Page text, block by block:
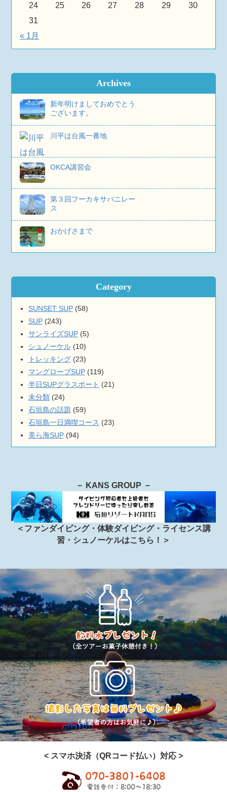
24
25 26 27 28 29
30
31
« 1月
Archives
新年明けましておめでとう
ございます。
川平は台風一番地
OKCA講習会
第３回フーカキサバニレー
ス
おかげさまで
Category
SUNSET SUP(58)
SUP(243)
サンライズSUP(5)
シュノーケル(10)
トレッキング(23)
マングローブSUP(119)
半日SUPグラスボート (21)
未分類(24)
石垣島の話題 (59)
石垣島一日満喫コース (23)
美ら海SUP(94)
－ KANS GROUP －
＜ファンダイビング・体験ダイビング・ライセンス講
習・シュノーケルはこちら！＞
< スマホ決済（QRコード払い）対応 >